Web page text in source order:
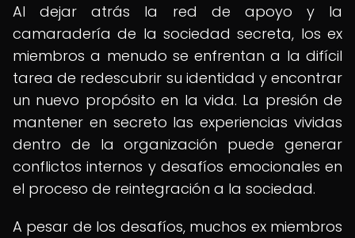
Al dejar atrás la red de apoyo y la
camaradería de la sociedad secreta, los ex
miembros a menudo se enfrentan a la difícil
tarea de redescubrir su identidad y encontrar
un nuevo propósito en la vida. La presión de
mantener en secreto las experiencias vividas
dentro de la organización puede generar
conflictos internos y desafíos emocionales en
el proceso de reintegración a la sociedad.
A pesar de los desafíos, muchos ex miembros